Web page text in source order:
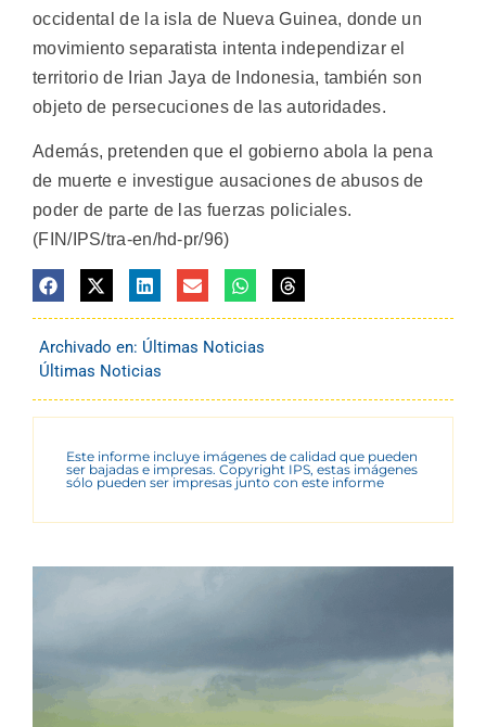
occidental de la isla de Nueva Guinea, donde un
movimiento separatista intenta independizar el
territorio de Irian Jaya de Indonesia, también son
objeto de persecuciones de las autoridades.
Además, pretenden que el gobierno abola la pena
de muerte e investigue ausaciones de abusos de
poder de parte de las fuerzas policiales.
(FIN/IPS/tra-en/hd-pr/96)
Archivado en: Últimas Noticias
Últimas Noticias
Este informe incluye imágenes de calidad que pueden
ser bajadas e impresas. Copyright IPS, estas imágenes
sólo pueden ser impresas junto con este informe